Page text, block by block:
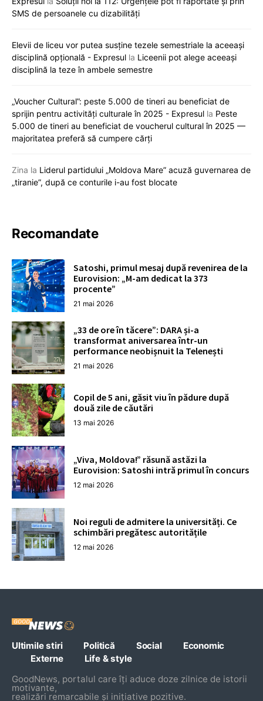
SMS de persoanele cu dizabilități
Elevii de liceu vor putea susține tezele semestriale la aceeași
disciplină opțională - Expresul la Liceenii pot alege aceeași
disciplină la teze în ambele semestre
„Voucher Cultural”: peste 5.000 de tineri au beneficiat de
sprijin pentru activități culturale în 2025 - Expresul la Peste
5.000 de tineri au beneficiat de voucherul cultural în 2025 —
majoritatea preferă să cumpere cărți
Zina la Liderul partidului „Moldova Mare” acuză guvernarea de
„tiranie”, după ce conturile i-au fost blocate
Recomandate
Satoshi, primul mesaj după revenirea de la
Eurovision: „M-am dedicat la 373
procente”
21 mai 2026
„33 de ore în tăcere”: DARA și-a
transformat aniversarea într-un
performance neobișnuit la Telenești
21 mai 2026
Copil de 5 ani, găsit viu în pădure după
două zile de căutări
13 mai 2026
„Viva, Moldova!” răsună astăzi la
Eurovision: Satoshi intră primul în concurs
12 mai 2026
Noi reguli de admitere la universități. Ce
schimbări pregătesc autoritățile
12 mai 2026
Ultimile stiri Politică Social
Economic
Externe
Life & style
GoodNews, portalul care îți aduce doze zilnice de istorii
motivante,
realizări remarcabile și inițiative pozitive.